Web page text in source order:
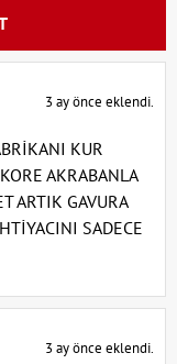
3 ay önce eklendi.
KUR
AKRABANLA
ARTIK GAVURA
SADECE
3 ay önce eklendi.